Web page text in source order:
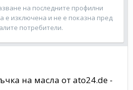
на последните профилни
е изключена и не е показна пред
потребители.
на масла от ato24.de -